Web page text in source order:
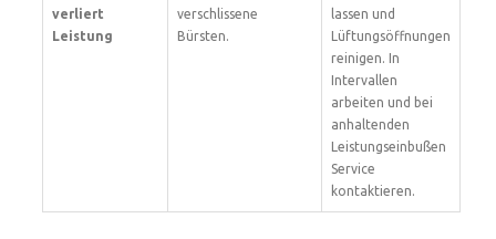
verliert
Leistung
verschlissene
Bürsten.
lassen und
Lüftungsöffnungen
reinigen. In
Intervallen
arbeiten und bei
anhaltenden
Leistungseinbußen
Service
kontaktieren.